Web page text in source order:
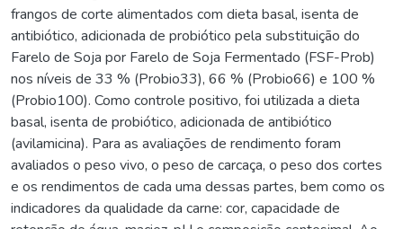
frangos de corte alimentados com dieta basal, isenta de
antibiótico, adicionada de probiótico pela substituição do
Farelo de Soja por Farelo de Soja Fermentado (FSF-Prob)
nos níveis de 33 % (Probio33), 66 % (Probio66) e 100 %
(Probio100). Como controle positivo, foi utilizada a dieta
basal, isenta de probiótico, adicionada de antibiótico
(avilamicina). Para as avaliações de rendimento foram
avaliados o peso vivo, o peso de carcaça, o peso dos cortes
e os rendimentos de cada uma dessas partes, bem como os
indicadores da qualidade da carne: cor, capacidade de